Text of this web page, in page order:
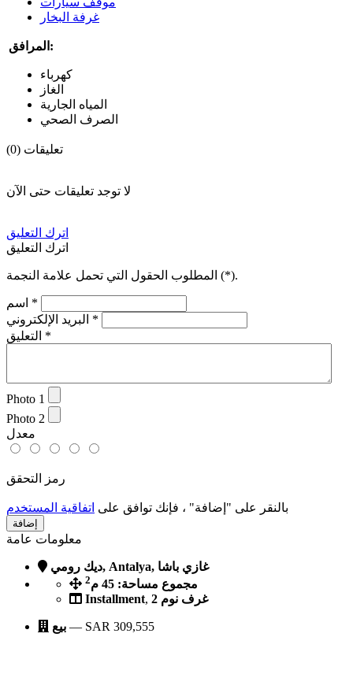
غرفة البخار
المرافق:
كهرباء
الغاز
المياه الجارية
الصرف الصحي
تعليقات (0)
لا توجد تعليقات حتى الآن
اترك التعليق
اترك التعليق
المطلوب الحقول التي تحمل علامة النجمة (*).
*
*
*
Photo 1
Photo 2
معدل
رمز التحقق
بالنقر على "إضافة" ، فإنك توافق على اتفاقية المستخدم
معلومات عامة
ديك رومي, Antalya, غازي باشا
مجموع مساحة: 45 م
2
Installment, 2 غرف نوم
بيع — SAR 309,555